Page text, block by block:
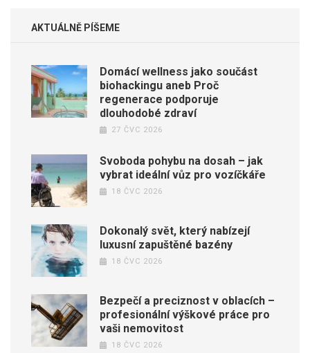
AKTUÁLNĚ PÍŠEME
Domácí wellness jako součást
biohackingu aneb Proč
regenerace podporuje
dlouhodobé zdraví
27 ČVC 2026
Svoboda pohybu na dosah – jak
vybrat ideální vůz pro vozíčkáře
18 ČVC 2026
Dokonalý svět, který nabízejí
luxusní zapuštěné bazény
18 ČVC 2026
Bezpečí a preciznost v oblacích –
profesionální výškové práce pro
vaši nemovitost
18 ČVC 2026